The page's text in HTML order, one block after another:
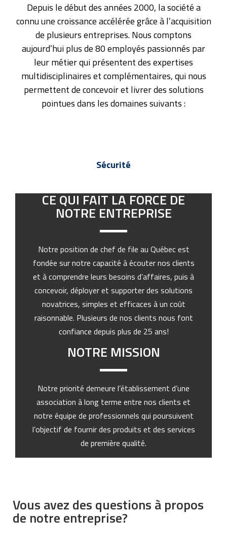
Depuis le début des années 2000, la société a
connu une croissance accélérée grâce à l’acquisition
de plusieurs entreprises. Nous comptons
aujourd’hui plus de 80 employés passionnés par
leur métier qui présentent des expertises
multidisciplinaires et complémentaires, qui nous
permettent de concevoir et livrer des solutions
pointues dans les domaines suivants :
Sécurité
CE QUI FAIT LA FORCE DE
NOTRE ENTREPRISE
Notre position de chef de file au Québec est
fondée sur notre capacité à écouter nos clients
et à comprendre leurs besoins d’affaires, puis à
concevoir, déployer et supporter des solutions
novatrices, simples et efficaces à un coût
raisonnable. Plusieurs de nos clients nous font
confiance depuis plus de 25 ans!
NOTRE MISSION
Notre priorité demeure l’établissement d’une
association à long terme entre nos clients et
notre équipe de professionnels qui poursuivent
l’objectif de fournir des produits et des services
de première qualité.
Vous avez des questions à propos
de notre entreprise?